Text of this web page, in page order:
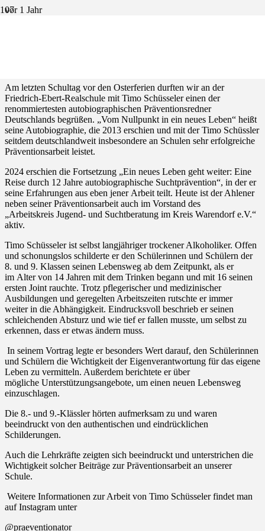
vor 1 Jahr
Am letzten Schultag vor den Osterferien durften wir an der
Friedrich-Ebert-Realschule mit Timo Schüsseler einen der
renommiertesten autobiographischen Präventionsredner
Deutschlands begrüßen. „Vom Nullpunkt in ein neues Leben“ heißt
seine Autobiographie, die 2013 erschien und mit der Timo Schüssler
seitdem deutschlandweit insbesondere an Schulen sehr erfolgreiche
Präventionsarbeit leistet.
2024 erschien die Fortsetzung „Ein neues Leben geht weiter: Eine
Reise durch 12 Jahre autobiographische Suchtprävention“, in der er
seine Erfahrungen aus eben jener Arbeit teilt. Heute ist der Ahlener
neben seiner Präventionsarbeit auch im Vorstand des
„Arbeitskreis Jugend- und Suchtberatung im Kreis Warendorf e.V.“
aktiv.
Timo Schüsseler ist selbst langjähriger trockener Alkoholiker. Offen
und schonungslos schilderte er den Schülerinnen und Schülern der
8. und 9. Klassen seinen Lebensweg ab dem Zeitpunkt, als er
im Alter von 14 Jahren mit dem Trinken begann und mit 16 seinen
ersten Joint rauchte. Trotz pflegerischer und medizinischer
Ausbildungen und geregelten Arbeitszeiten rutschte er immer
weiter in die Abhängigkeit. Eindrucksvoll beschrieb er seinen
schleichenden Absturz und wie tief er fallen musste, um selbst zu
erkennen, dass er etwas ändern muss.
In seinem Vortrag legte er besonders Wert darauf, den Schülerinnen
und Schülern die Wichtigkeit der Eigenverantwortung für das eigene
Leben zu vermitteln. Außerdem berichtete er über
mögliche Unterstützungsangebote, um einen neuen Lebensweg
einzuschlagen.
Die 8.- und 9.-Klässler hörten aufmerksam zu und waren
beeindruckt von den authentischen und eindrücklichen
Schilderungen.
Auch die Lehrkräfte zeigten sich beeindruckt und unterstrichen die
Wichtigkeit solcher Beiträge zur Präventionsarbeit an unserer
Schule.
Weitere Informationen zur Arbeit von Timo Schüsseler findet man
auf Instagram unter
@praeventionator